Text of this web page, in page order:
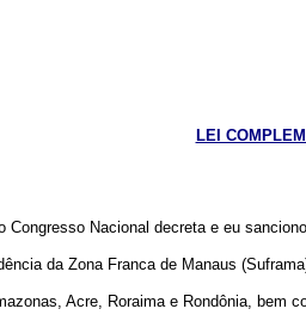
LEI
Congresso Nacional decreta e eu
da Zona Franca de Manaus
Acre, Roraima e Rondônia, bem